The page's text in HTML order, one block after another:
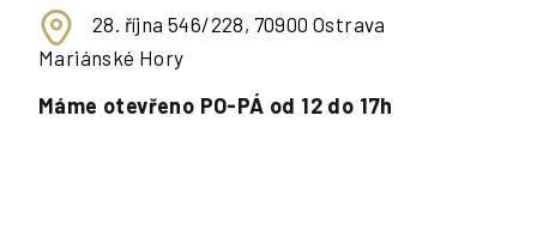
28. října 546/228, 70900 Ostrava
Mariánské Hory
Máme otevřeno PO-PÁ od 12 do 17h